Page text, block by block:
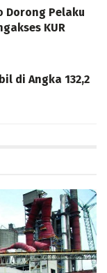
Dorong Pelaku
KUR
di Angka 132,2